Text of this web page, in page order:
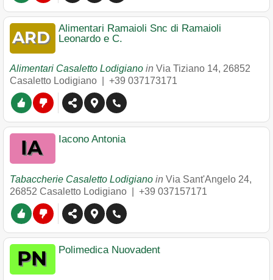
Alimentari Ramaioli Snc di Ramaioli
Leonardo e C.
Alimentari Casaletto Lodigiano in Via Tiziano 14, 26852
Casaletto Lodigiano
+39 037173171
Iacono Antonia
Tabaccherie Casaletto Lodigiano in Via Sant'Angelo 24,
26852 Casaletto Lodigiano +39 037157171
Polimedica Nuovadent